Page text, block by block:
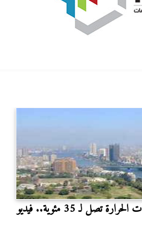
لـ 35 مئوية.. فيديو